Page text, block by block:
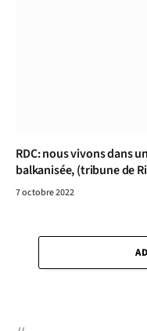
RDC: nous vivons dans
balkanisée, (tribune de
7 octobre 2022